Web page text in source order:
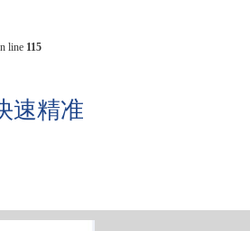
line 115
速精准
论文